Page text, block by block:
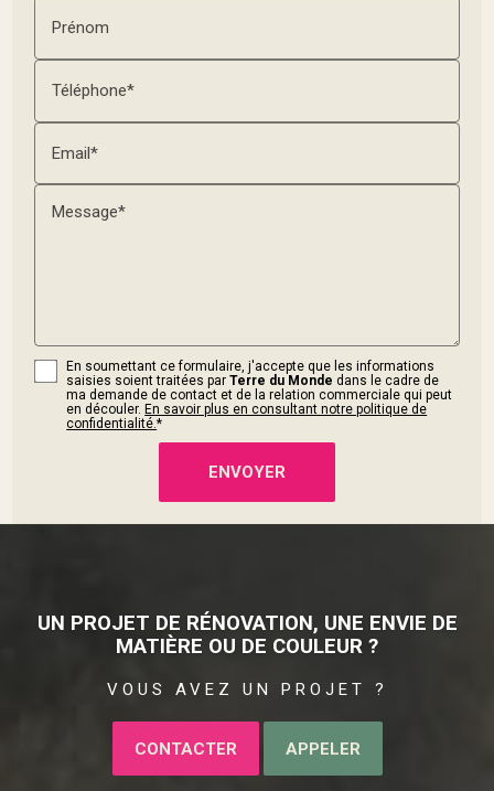
Prénom
Téléphone*
Email*
Message*
En soumettant ce formulaire, j'accepte que les informations
saisies soient traitées parTerre du Monde dans le cadre de
ma demande de contact et de la relation commerciale qui peut
en découler. En savoir plus en consultant notre politique de
confidentialité.*
UN PROJET DE RÉNOVATION, UNE ENVIE DE
MATIÈRE OU DE COULEUR ?
VOUS AVEZ UN PROJET ?
CONTACTER APPELER